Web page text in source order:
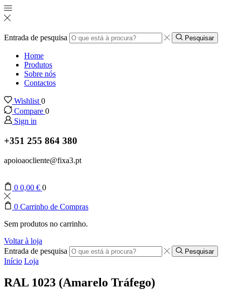
Entrada de pesquisa Pesquisar
Home
Produtos
Sobre nós
Contactos
Wishlist 0
Compare 0
Sign in
+351 255 864 380
apoioaocliente@fixa3.pt
0 0,00 € 0
0 Carrinho de Compras
Sem produtos no carrinho.
Voltar à loja
Entrada de pesquisa
Pesquisar
Início Loja
RAL 1023 (Amarelo Tráfego)